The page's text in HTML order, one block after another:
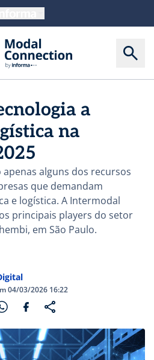
a
na
apenas alguns dos recursos
que demandam
e logística. A Intermodal
principais players do setor
em São Paulo.
04/03/2026 16:22